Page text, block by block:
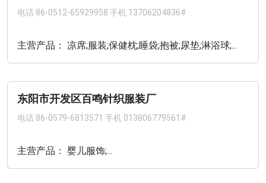
电话 86-0512-65929958 手机 13706204836#
主营产品： 凉席;服装;保健枕;睡袋;抱被;尿垫;淋浴球;...
东阳市开发区百鸣针织服装厂
电话 86-0579-6813571 手机 013806779561#
主营产品： 婴儿服饰;...